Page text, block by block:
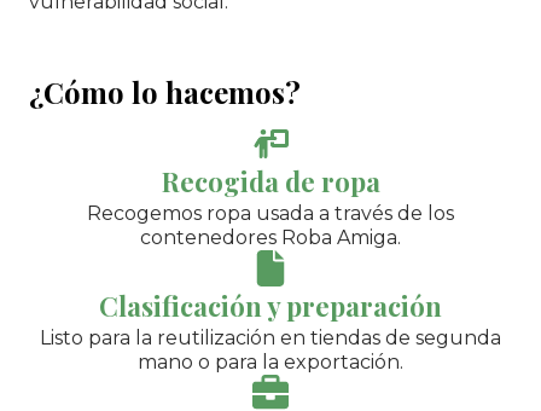
¿Cómo lo hacemos?
Recogida de ropa
Recogemos ropa usada a través de los
contenedores Roba Amiga.
Clasificación y preparación
Listo para la reutilización en tiendas de segunda
mano o para la exportación.